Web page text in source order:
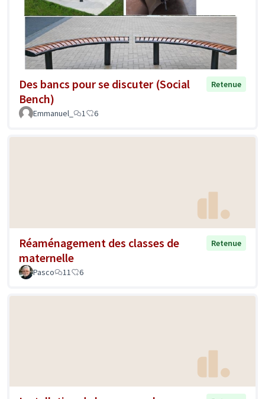
Des bancs pour se discuter (Social
Bench)
Retenue
Emmanuel_ 1 6
Réaménagement des classes de
maternelle
Retenue
Pasco 11 6